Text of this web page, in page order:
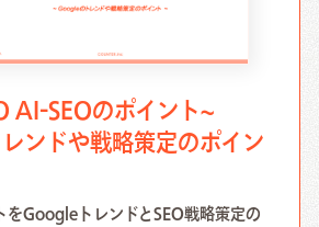
AI-SEOのポイント~
ンドや戦略策定のポイン
をGoogleトレンドとSEO戦略策定の